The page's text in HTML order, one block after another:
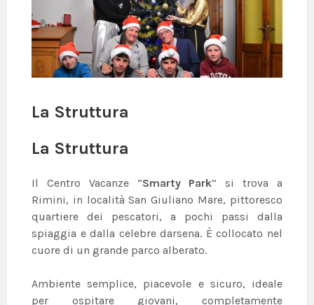
La Struttura
La Struttura
Il Centro Vacanze “Smarty Park” si trova a
Rimini, in località San Giuliano Mare, pittoresco
quartiere dei pescatori, a pochi passi dalla
spiaggia e dalla celebre darsena. È collocato nel
cuore di un grande parco alberato.
Ambiente semplice, piacevole e sicuro, ideale
per ospitare giovani, completamente